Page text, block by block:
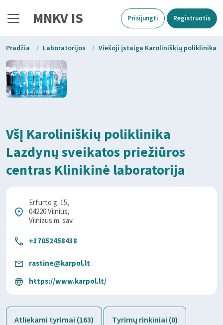
MNKV IS Prisijungti Registruotis
Pradžia / Laboratorijos / Viešoji įstaiga Karoliniškių poliklinika
VšĮ Karoliniškių poliklinika
Lazdynų sveikatos priežiūros
centras Klinikinė laboratorija
Erfurto g. 15,
04220 Vilnius,
Vilniaus m. sav.
+37052458438
rastine@karpol.lt
https://www.karpol.lt/
Atliekami tyrimai (163) Tyrimų rinkiniai (0)